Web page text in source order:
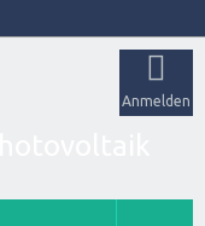
Anmelden